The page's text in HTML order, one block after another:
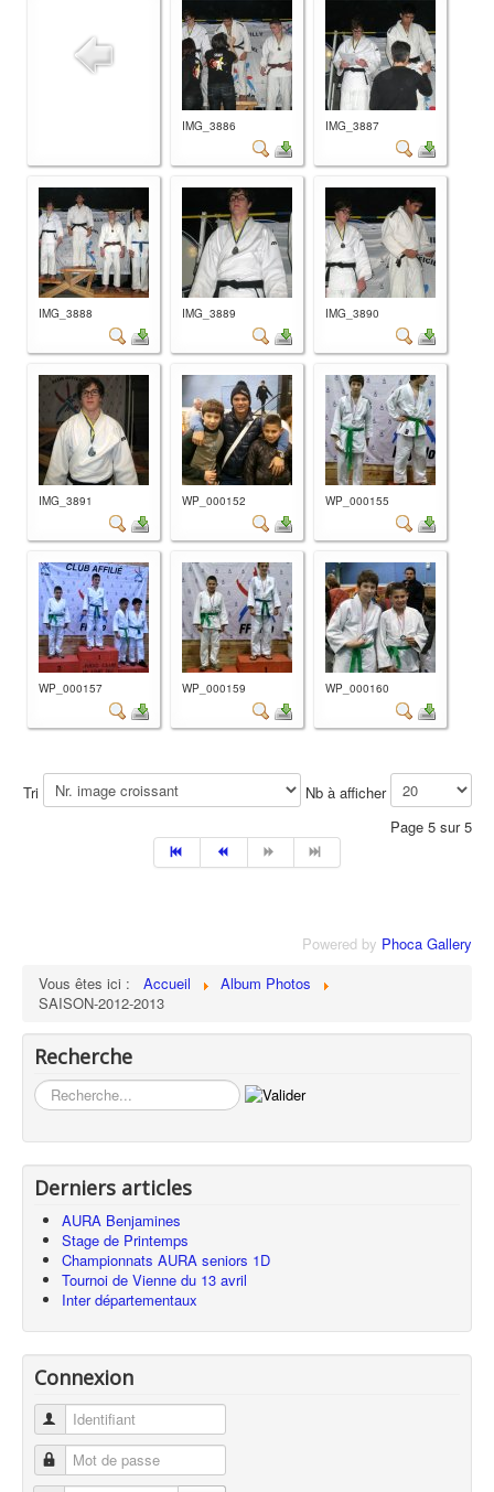
IMG_3886 IMG_3887
IMG_3888 IMG_3889 IMG_3890
IMG_3891 WP_000152 WP_000155
WP_000157 WP_000159 WP_000160
Tri
Nb à afficher
Page 5 sur 5
Powered by Phoca Gallery
Vous êtes ici :
Accueil
Album Photos
SAISON-2012-2013
Recherche
Rechercher
Derniers articles
AURA Benjamines
Stage de Printemps
Championnats AURA seniors 1D
Tournoi de Vienne du 13 avril
Inter départementaux
Connexion
Identifiant
Mot de passe